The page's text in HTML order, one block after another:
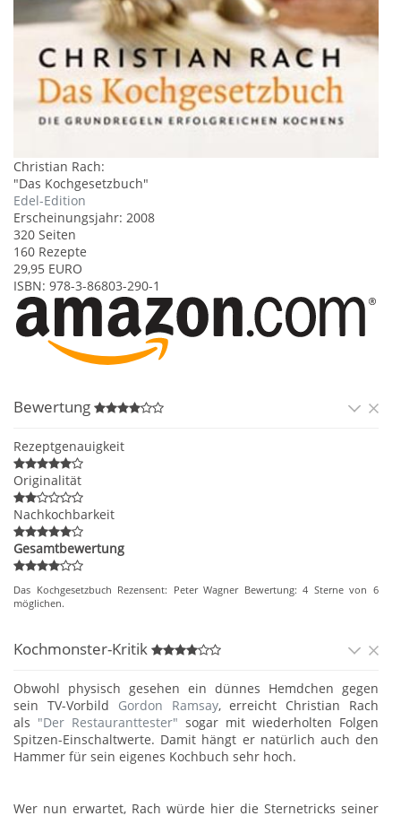
Christian Rach:
"Das Kochgesetzbuch"
Edel-Edition
Erscheinungsjahr: 2008
320 Seiten
160 Rezepte
29,95 EURO
ISBN: 978-3-86803-290-1
Bewertung
Rezeptgenauigkeit
Originalität
Nachkochbarkeit
Gesamtbewertung
Das Kochgesetzbuch Rezensent: Peter Wagner Bewertung:4 Sterne von6
möglichen.
Kochmonster-Kritik
Obwohl physisch gesehen ein dünnes Hemdchen gegen
sein TV-Vorbild Gordon Ramsay, erreicht Christian Rach
als "Der Restauranttester" sogar mit wiederholten Folgen
Spitzen-Einschaltwerte. Damit hängt er natürlich auch den
Hammer für sein eigenes Kochbuch sehr hoch.
Wer nun erwartet, Rach würde hier die Sternetricks seiner